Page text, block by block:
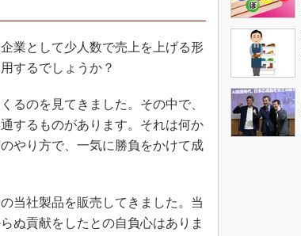
業として少人数で売上を上げる形
するでしょうか？
るのを見てきました。その中で、
するものがあります。それは何か
やり方で、一気に勝負をかけて成
当社製品を販売してきました。当
ぬ貢献をしたとの自負心はありま